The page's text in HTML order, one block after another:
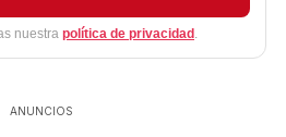
nuestra política de privacidad .
ANUNCIOS